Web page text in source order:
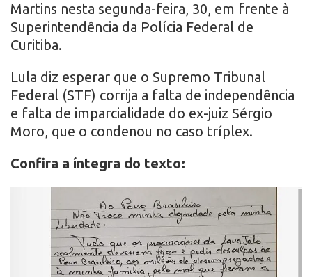
Martins nesta segunda-feira, 30, em frente à
Superintendência da Polícia Federal de
Curitiba.
Lula diz esperar que o Supremo Tribunal
Federal (STF) corrija a falta de independência
e falta de imparcialidade do ex-juiz Sérgio
Moro, que o condenou no caso tríplex.
Confira a íntegra do texto: